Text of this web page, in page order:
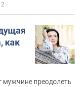
как
мужчине преодолеть